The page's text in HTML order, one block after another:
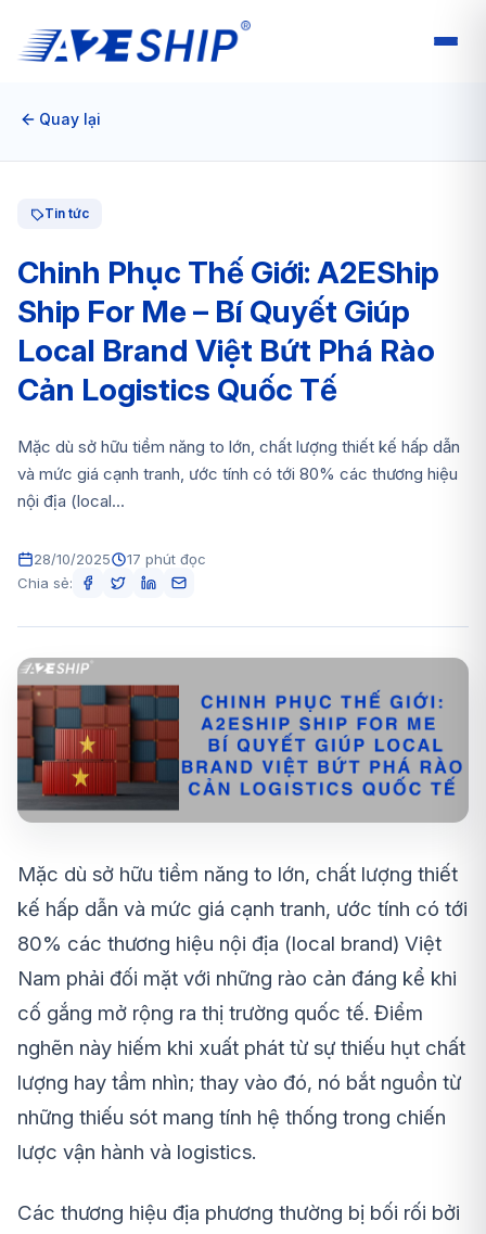
Quay lại
Tin tức
Chinh Phục Thế Giới: A2EShip
Ship For Me – Bí Quyết Giúp
Local Brand Việt Bứt Phá Rào
Cản Logistics Quốc Tế
Mặc dù sở hữu tiềm năng to lớn, chất lượng thiết kế hấp dẫn
và mức giá cạnh tranh, ước tính có tới 80% các thương hiệu
nội địa (local...
28/10/2025
17 phút đọc
Chia sẻ:
Mặc dù sở hữu tiềm năng to lớn, chất lượng thiết
kế hấp dẫn và mức giá cạnh tranh, ước tính có tới
80% các thương hiệu nội địa (local brand) Việt
Nam phải đối mặt với những rào cản đáng kể khi
cố gắng mở rộng ra thị trường quốc tế. Điểm
nghẽn này hiếm khi xuất phát từ sự thiếu hụt chất
lượng hay tầm nhìn; thay vào đó, nó bắt nguồn từ
những thiếu sót mang tính hệ thống trong chiến
lược vận hành và logistics.
Các thương hiệu địa phương thường bị bối rối bởi